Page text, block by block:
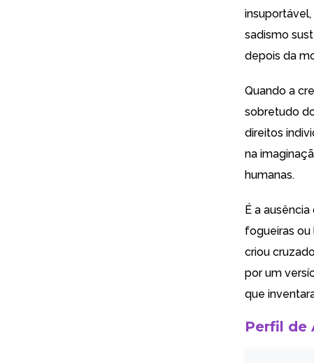
sadismo
depois da
Quando a
sobretudo
direitos
na
humanas.
É a
fogueiras ou
criou
por um
que
Perfil de